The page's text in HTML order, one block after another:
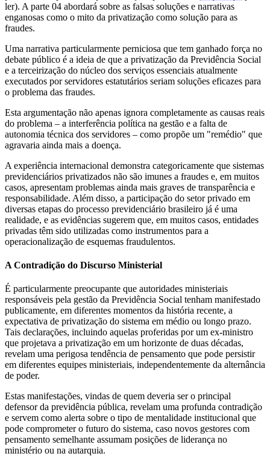
ler). A parte 04 abordará sobre as falsas soluções e narrativas
enganosas como o mito da privatização como solução para as
fraudes.
Uma narrativa particularmente perniciosa que tem ganhado força no
debate público é a ideia de que a privatização da Previdência Social
e a terceirização do núcleo dos serviços essenciais atualmente
executados por servidores estatutários seriam soluções eficazes para
o problema das fraudes.
Esta argumentação não apenas ignora completamente as causas reais
do problema – a interferência política na gestão e a falta de
autonomia técnica dos servidores – como propõe um "remédio" que
agravaria ainda mais a doença.
A experiência internacional demonstra categoricamente que sistemas
previdenciários privatizados não são imunes a fraudes e, em muitos
casos, apresentam problemas ainda mais graves de transparência e
responsabilidade. Além disso, a participação do setor privado em
diversas etapas do processo previdenciário brasileiro já é uma
realidade, e as evidências sugerem que, em muitos casos, entidades
privadas têm sido utilizadas como instrumentos para a
operacionalização de esquemas fraudulentos.
A Contradição do Discurso Ministerial
É particularmente preocupante que autoridades ministeriais
responsáveis pela gestão da Previdência Social tenham manifestado
publicamente, em diferentes momentos da história recente, a
expectativa de privatização do sistema em médio ou longo prazo.
Tais declarações, incluindo aquelas proferidas por um ex-ministro
que projetava a privatização em um horizonte de duas décadas,
revelam uma perigosa tendência de pensamento que pode persistir
em diferentes equipes ministeriais, independentemente da alternância
de poder.
Estas manifestações, vindas de quem deveria ser o principal
defensor da previdência pública, revelam uma profunda contradição
e servem como alerta sobre o tipo de mentalidade institucional que
pode comprometer o futuro do sistema, caso novos gestores com
pensamento semelhante assumam posições de liderança no
ministério ou na autarquia.